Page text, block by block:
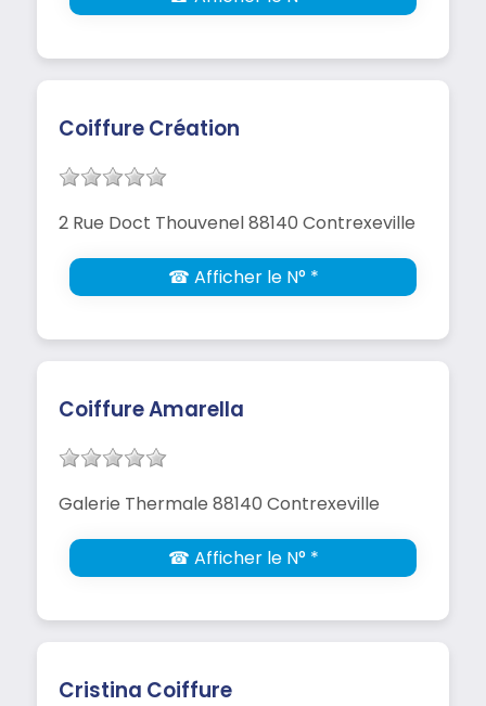
Coiffure Création
2 Rue Doct Thouvenel 88140 Contrexeville
☎ Afficher le N° *
Coiffure Amarella
Galerie Thermale 88140 Contrexeville
☎ Afficher le N° *
Cristina Coiffure